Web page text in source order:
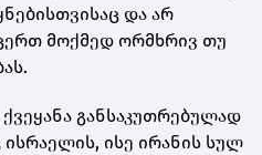
და არ
მოქმედ ორმხრივ თუ
განსაკუთრებულად
ისე ირანის სულ